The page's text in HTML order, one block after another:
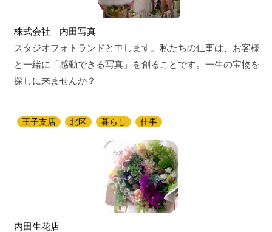
株式会社 内田写真
スタジオフォトランドと申します。私たちの仕事は、お客様
と一緒に「感動できる写真」を創ることです。一生の宝物を
探しに来ませんか？
王子支店 北区 暮らし 仕事
内田生花店